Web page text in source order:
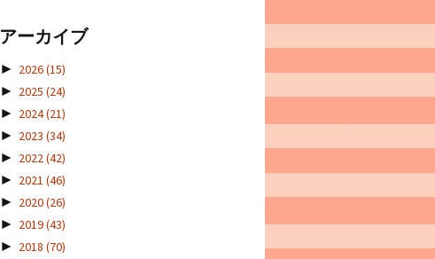
アーカイブ
► 2026(15)
► 2025 (24)
► 2024(21)
► 2023 (34)
► 2022(42)
► 2021 (46)
► 2020(26)
► 2019(43)
► 2018 (70)